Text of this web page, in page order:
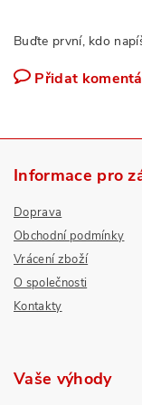
Buďte první, kdo
Přidat
Informace pro
Doprava
Obchodní podmínky
Vrácení zboží
O společnosti
Kontakty
Vaše výhody